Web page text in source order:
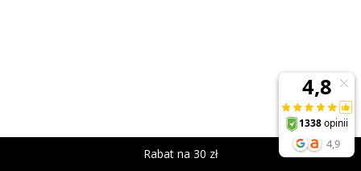
Rabat na 30 zł